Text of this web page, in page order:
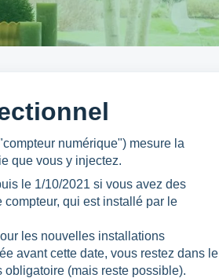
numérique") mesure la
que vous y injectez.
le 1/10/2021 si vous avez des
qui est installé par le
les nouvelles installations
avant cette date, vous restez dans le
obligatoire (mais reste possible).